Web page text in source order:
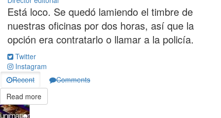
Está loco. Se quedó lamiendo el timbre de
nuestras oficinas por dos horas, así que la
opción era contratarlo o llamar a la policía.
Twitter
Instagram
Recent
Comments
Read more